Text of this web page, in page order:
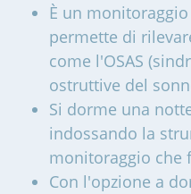
È un
permette di
come l'OSAS
ostruttive del
Si dorme una
indossando la
monitoraggio che
Con l'opzione a